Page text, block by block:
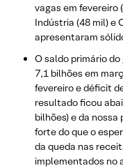
vagas em fevereiro
Indústria (48 mil) e
apresentaram
O saldo primário
7,1 bilhões em
fevereiro e déficit
resultado ficou
bilhões) e da
forte do que o
da queda nas
implementados no